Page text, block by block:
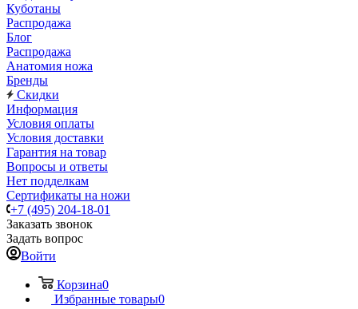
Куботаны
Распродажа
Блог
Распродажа
Анатомия ножа
Бренды
Скидки
Информация
Условия оплаты
Условия доставки
Гарантия на товар
Вопросы и ответы
Нет подделкам
Сертификаты на ножи
+7 (495) 204-18-01
Заказать звонок
Задать вопрос
Войти
Корзина0
Избранные товары0